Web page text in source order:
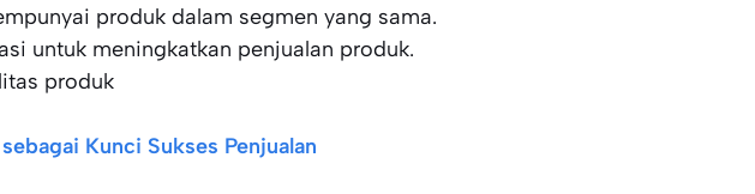
produk dalam segmen yang sama.
untuk meningkatkan penjualan produk.
produk
Kunci Sukses Penjualan